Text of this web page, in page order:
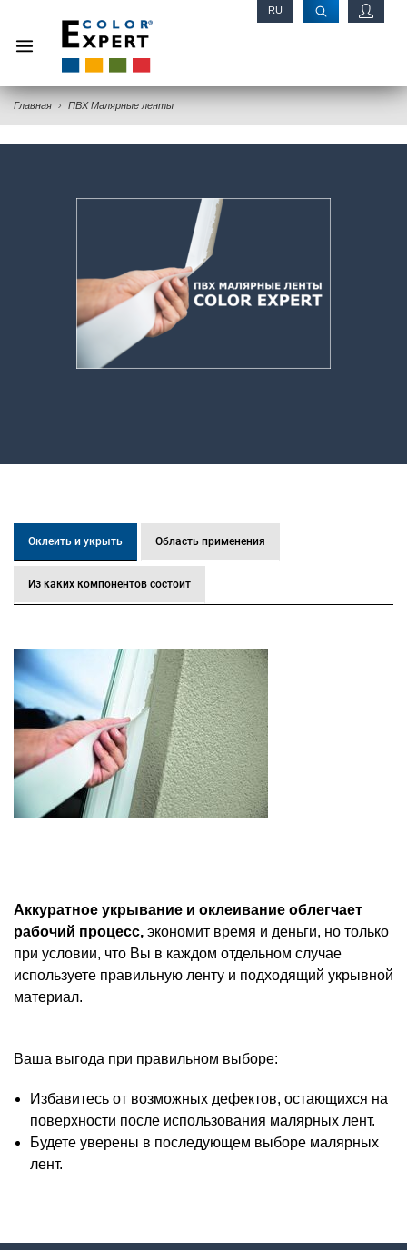
RU
Главная ПВХ Малярные ленты
Оклеить и укрыть Область применения
Из каких компонентов состоит
Аккуратное укрывание и оклеивание облегчает
рабочий процесс, экономит время и деньги, но только
при условии, что Вы в каждом отдельном случае
используете правильную ленту и подходящий укрывной
материал.
Ваша выгода при правильном выборе:
Избавитесь от возможных дефектов, остающихся на
поверхности после использования малярных лент.
Будете уверены в последующем выборе малярных
лент.